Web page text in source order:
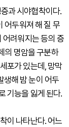
과 시야협착이다.
어두워져 해 질 무
어려워지는 등의 증
의 명암을 구분하
포가 있는데, 망막
생해 밤 눈이 어두
기능을 잃게 된다.
이 나타난다. 어느